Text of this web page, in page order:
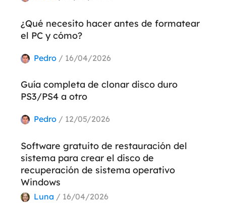
¿Qué necesito hacer antes de formatear
el PC y cómo?
Pedro / 16/04/2026
Guía completa de clonar disco duro
PS3/PS4 a otro
Pedro / 12/05/2026
Software gratuito de restauración del
sistema para crear el disco de
recuperación de sistema operativo
Windows
Luna / 16/04/2026